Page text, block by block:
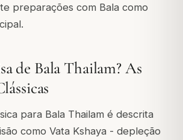
preparações com Bala como
de Bala Thailam? As
para Bala Thailam é descrita
como Vata Kshaya - depleção